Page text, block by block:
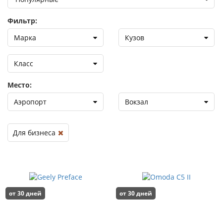
от 30 дней от 30 дней
Фильтр:
Марка
Кузов
Класс
Место:
Аэропорт
Вокзал
Для бизнеса